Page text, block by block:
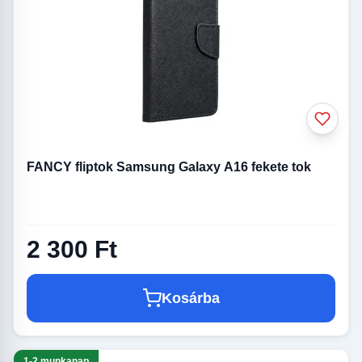
FANCY fliptok Samsung Galaxy A16 fekete tok
2 300 Ft
Kosárba